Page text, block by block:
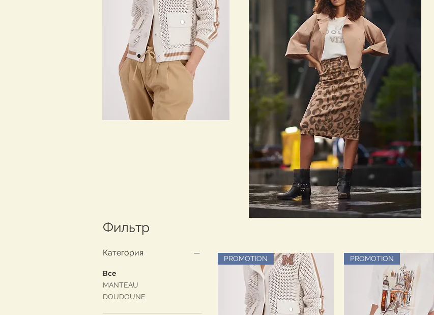
Фильтр
Категория
Все
MANTEAU
DOUDOUNE
PROMOTION PROMOTION